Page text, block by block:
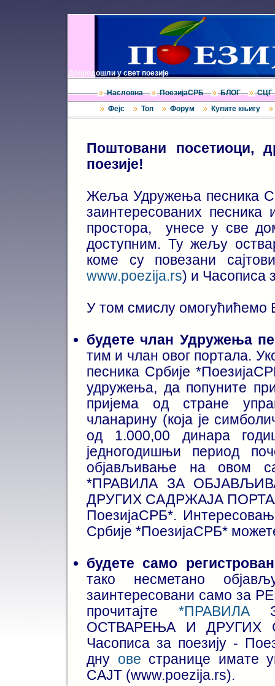
Добродошли у свет поезије
Насловна ПоезијаСРБ БЛОГ
СЦГ
Фејс
Топ Форум Купите књигу
Поштовани посетиоци,
поезије!
Жеља Удружења песника
заинтересованих
простора, унесе у све
доступним. Ту жељу
коме су повезани
www.poezija.rs) и Часописа
У том смислу омогућићемо
будете члан Удружења
тим и члан овог портала.
песника Србије
удружења, да попуните
пријема од стране
чланарину (која је
од 1.000,00 динара
једногодишњи период
објављивање на овом
*ПРАВИЛА ЗА
ДРУГИХ САДРЖАЈА
ПоезијаСРБ*.
Србије *ПоезијаСРБ*
будете само
тако несметано
заинтересовани само за
прочитајте *ПРАВИЛА
ОСТВАРЕЊА И ДРУГИХ
Часописа за поезију -
дну ове странице имате
САЈТ (www.poezija.rs).